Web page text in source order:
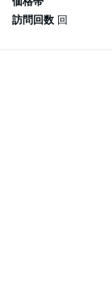
訪問回数 回